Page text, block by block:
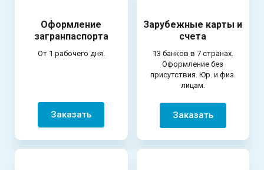
Оформление
загранпаспорта
От 1 рабочего дня.
Заказать
Зарубежные карты и
счета
13 банков в 7 странах.
Оформление без
присутствия. Юр. и физ.
лицам.
Заказать